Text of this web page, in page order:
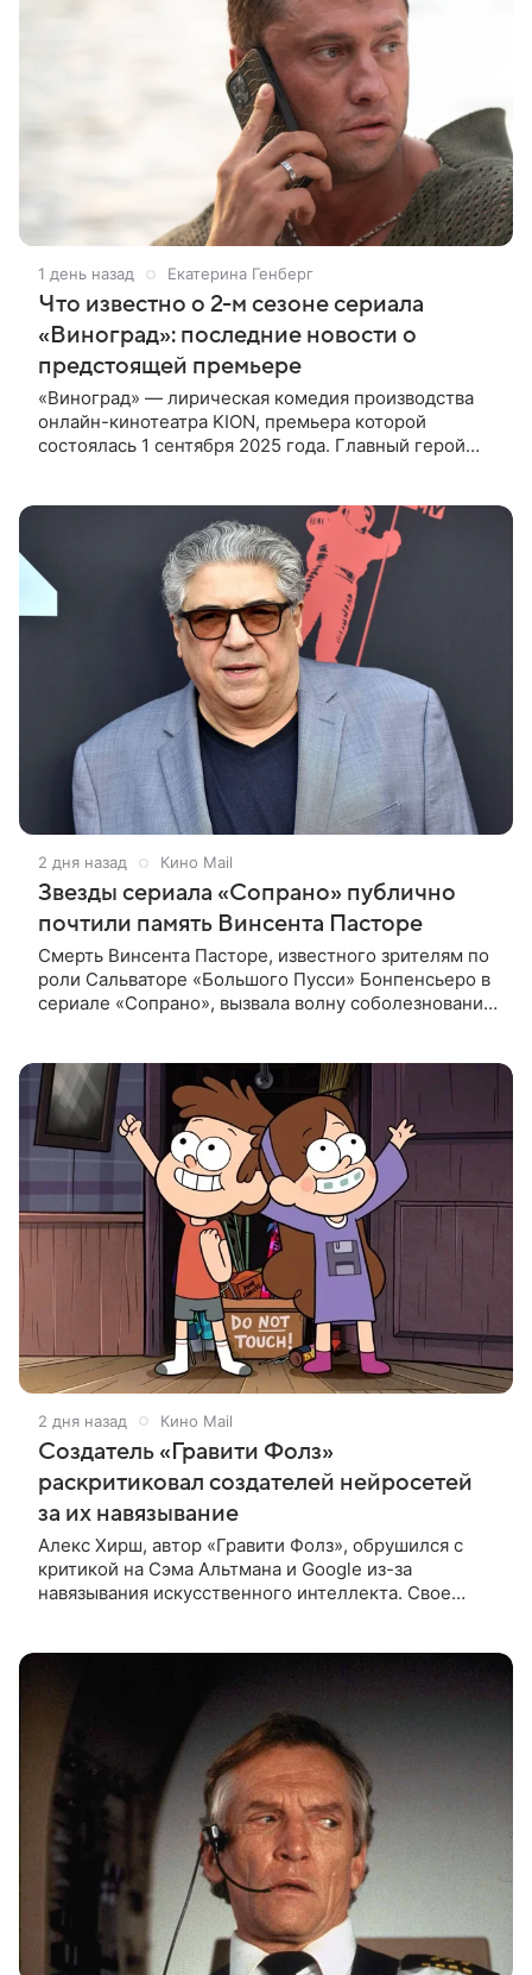
1 день назад Екатерина Генберг
Что известно о 2-м сезоне сериала
«Виноград»: последние новости о
предстоящей премьере
«Виноград» — лирическая комедия производства
онлайн-кинотеатра KION, премьера которой
состоялась 1 сентября 2025 года. Главный герой
2 дня назад Кино Mail
Звезды сериала «Сопрано» публично
почтили память Винсента Пасторе
Смерть Винсента Пасторе, известного зрителям по
роли Сальваторе «Большого Пусси» Бонпенсьеро в
сериале «Сопрано», вызвала волну соболезнований
2 дня назад Кино Mail
Создатель «Гравити Фолз»
раскритиковал создателей нейросетей
за их навязывание
Алекс Хирш, автор «Гравити Фолз», обрушился с
критикой на Сэма Альтмана и Google из-за
навязывания искусственного интеллекта. Свое